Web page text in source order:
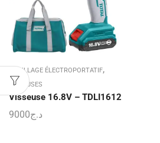
OUTILLAGE ÉLECTROPORTATIF,
VISSEUSES
Visseuse 16.8V – TDLI1612
د.ج9000